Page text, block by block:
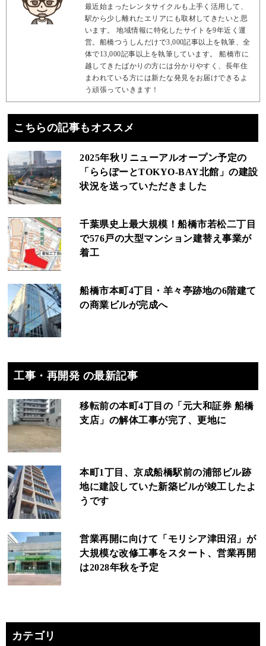
最近始まったレンタサイクルも上手く活用して、
駅から少し離れたエリアにも取材してきたいと思
います。 地域情報に特化したサイトを9年近く運
営。船橋つうしんだけで3,000記事以上を執筆、全
体で13,000記事以上を執筆しています。 船橋市に
越してきたばかりの方には分かりやすく、長年住
まわれている方には新たな発見をお届けできるよ
う頑張っていきます！
こちらの記事もオススメ
2025年秋リニューアルオープン予定の
「ららぽーとTOKYO‐BAY北館」の建設
状況を送っていただきました
千葉県史上最大規模！船橋市若松二丁目
で576戸の大型マンション建替え事業が
着工
船橋市本町4丁目・羊々亭跡地の6階建て
の商業ビルが完成へ
工事・再開発 の最新記事
移転前の本町4丁目の「元大和証券 船橋
支店」の解体工事が完了、更地に
本町1丁目、京成船橋駅前の浦部ビル跡
地に建設していた新築ビルが竣工したよ
うです
営業再開に向けて「モリシア津田沼」が
大規模な改修工事をスタート、営業再開
は2028年秋を予定
カテゴリ